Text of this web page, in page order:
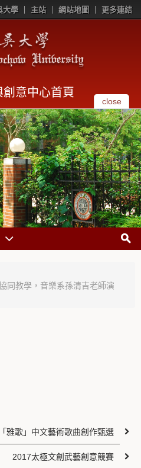
大學 主站 網站地圖 更多連結
意中心首頁
close
同教學，音樂系孫清吉老師演
雅歌」中文藝術歌曲創作甄選
2017太極文創武藝創意競賽